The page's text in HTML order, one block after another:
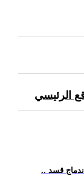
الرئيسي
قسد